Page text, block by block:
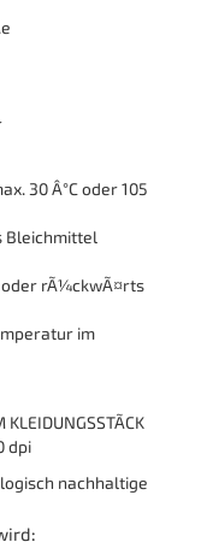
30 Â°C oder 105
Bleichmittel
rÃ¼ckwÃ¤rts
im
dpi
nachhaltige